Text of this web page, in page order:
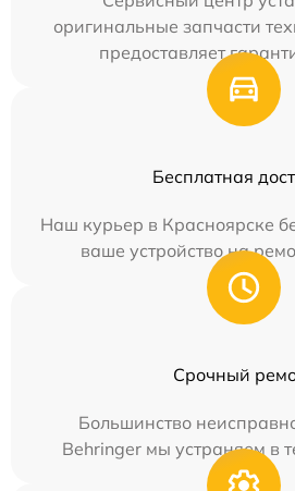
оригинальные запчасти
предоставляет
Бесплатная
Наш курьер в Красноярске
ваше устройство на
Срочный
Большинство
Behringer мы устраняем в